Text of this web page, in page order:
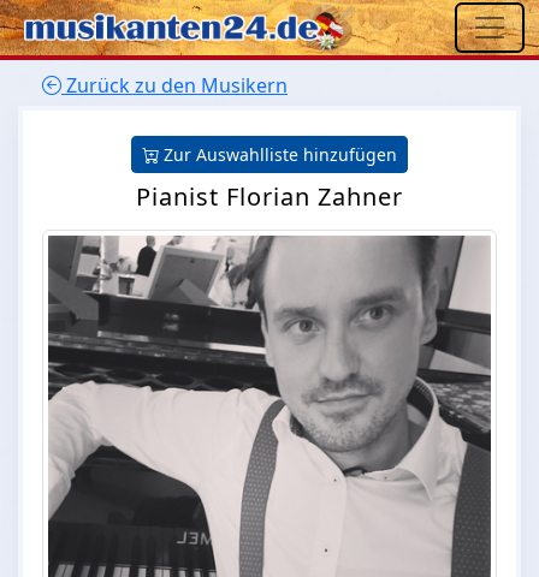
Zurück zu den Musikern
Zur Auswahlliste hinzufügen
Pianist Florian Zahner